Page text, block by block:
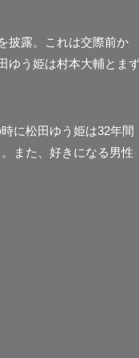
披露。これは交際前か
ゆう姫は村本大輔とま
に松田ゆう姫は32年間
また、好きになる男性